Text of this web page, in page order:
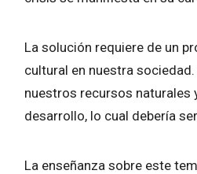
La solución requiere de un
cultural en nuestra
nuestros recursos
desarrollo, lo cual debería
La enseñanza sobre este